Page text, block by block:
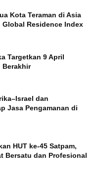
Kota Teraman di Asia
Global Residence Index
Targetkan 9 April
Berakhir
dan
Jasa Pengamanan di
HUT ke-45 Satpam,
Bersatu dan Profesional